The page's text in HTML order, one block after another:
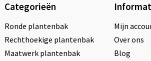
Categorieën
Ronde plantenbak
Rechthoekige plantenbak
Maatwerk plantenbak
Mijn
Over ons
Blog